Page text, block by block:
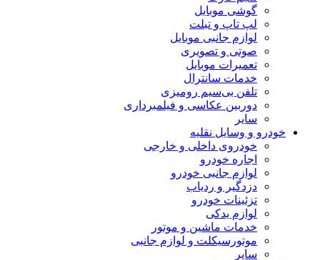
گوشی موبایل
لپ تاپ و تبلت
لوازم جانبی موبایل
صوتی و تصویری
تعمیرات موبایل
خدمات سانترال
تلفن بی‌سیم رومیزی
دوربین عکاسی و فیلمبرداری
سایر
خودرو و وسایل نقلیه
خودروی داخلی و خارجی
اجاره خودرو
لوازم جانبی خودرو
دزدگیر و ردیاب
تزئینات خودرو
لوازم یدکی
خدمات ماشین و موتور
موتورسیکلت و لوازم جانبی
سایر